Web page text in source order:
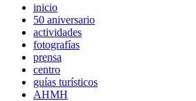
inicio
50 aniversario
actividades
fotografías
prensa
centro
guías turísticos
AHMH